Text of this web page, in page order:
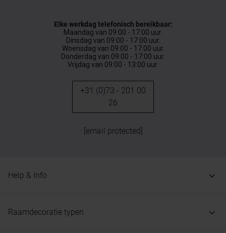
Elke werkdag telefonisch bereikbaar:
Maandag van 09:00 - 17:00 uur.
Dinsdag van 09:00 - 17:00 uur.
Woensdag van 09:00 - 17:00 uur.
Donderdag van 09:00 - 17:00 uur.
Vrijdag van 09:00 - 13:00 uur.
+31 (0)73 - 201 00
26
[email protected]
Help & Info
Raamdecoratie typen